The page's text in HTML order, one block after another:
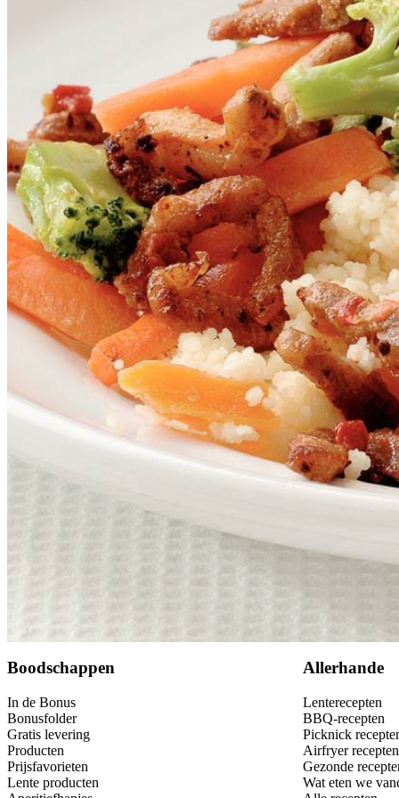
eetlepels(olijf)olie
1 zakpanklare wokgroente
1 schaaltjegyrosvleesreepjes
Boodschappen
In de Bonus
Bonusfolder
Gratis levering
Producten
Prijsfavorieten
Lente producten
Allerhande
Lenterecepten
BBQ-recepten
Picknick
Airfryer recepten
Gezonde
Wat eten we